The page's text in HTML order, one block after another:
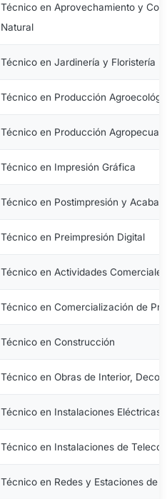
Técnico en Aprovechamiento y
Natural
Técnico en Jardinería y Floristería
Técnico en Producción
Técnico en Producción
Técnico en Impresión Gráfica
Técnico en Postimpresión y
Técnico en Preimpresión Digital
Técnico en Actividades Comerciales
Técnico en Comercialización de
Técnico en Construcción
Técnico en Obras de Interior,
Técnico en Instalaciones Eléctricas
Técnico en Instalaciones de
Técnico en Redes y Estaciones de